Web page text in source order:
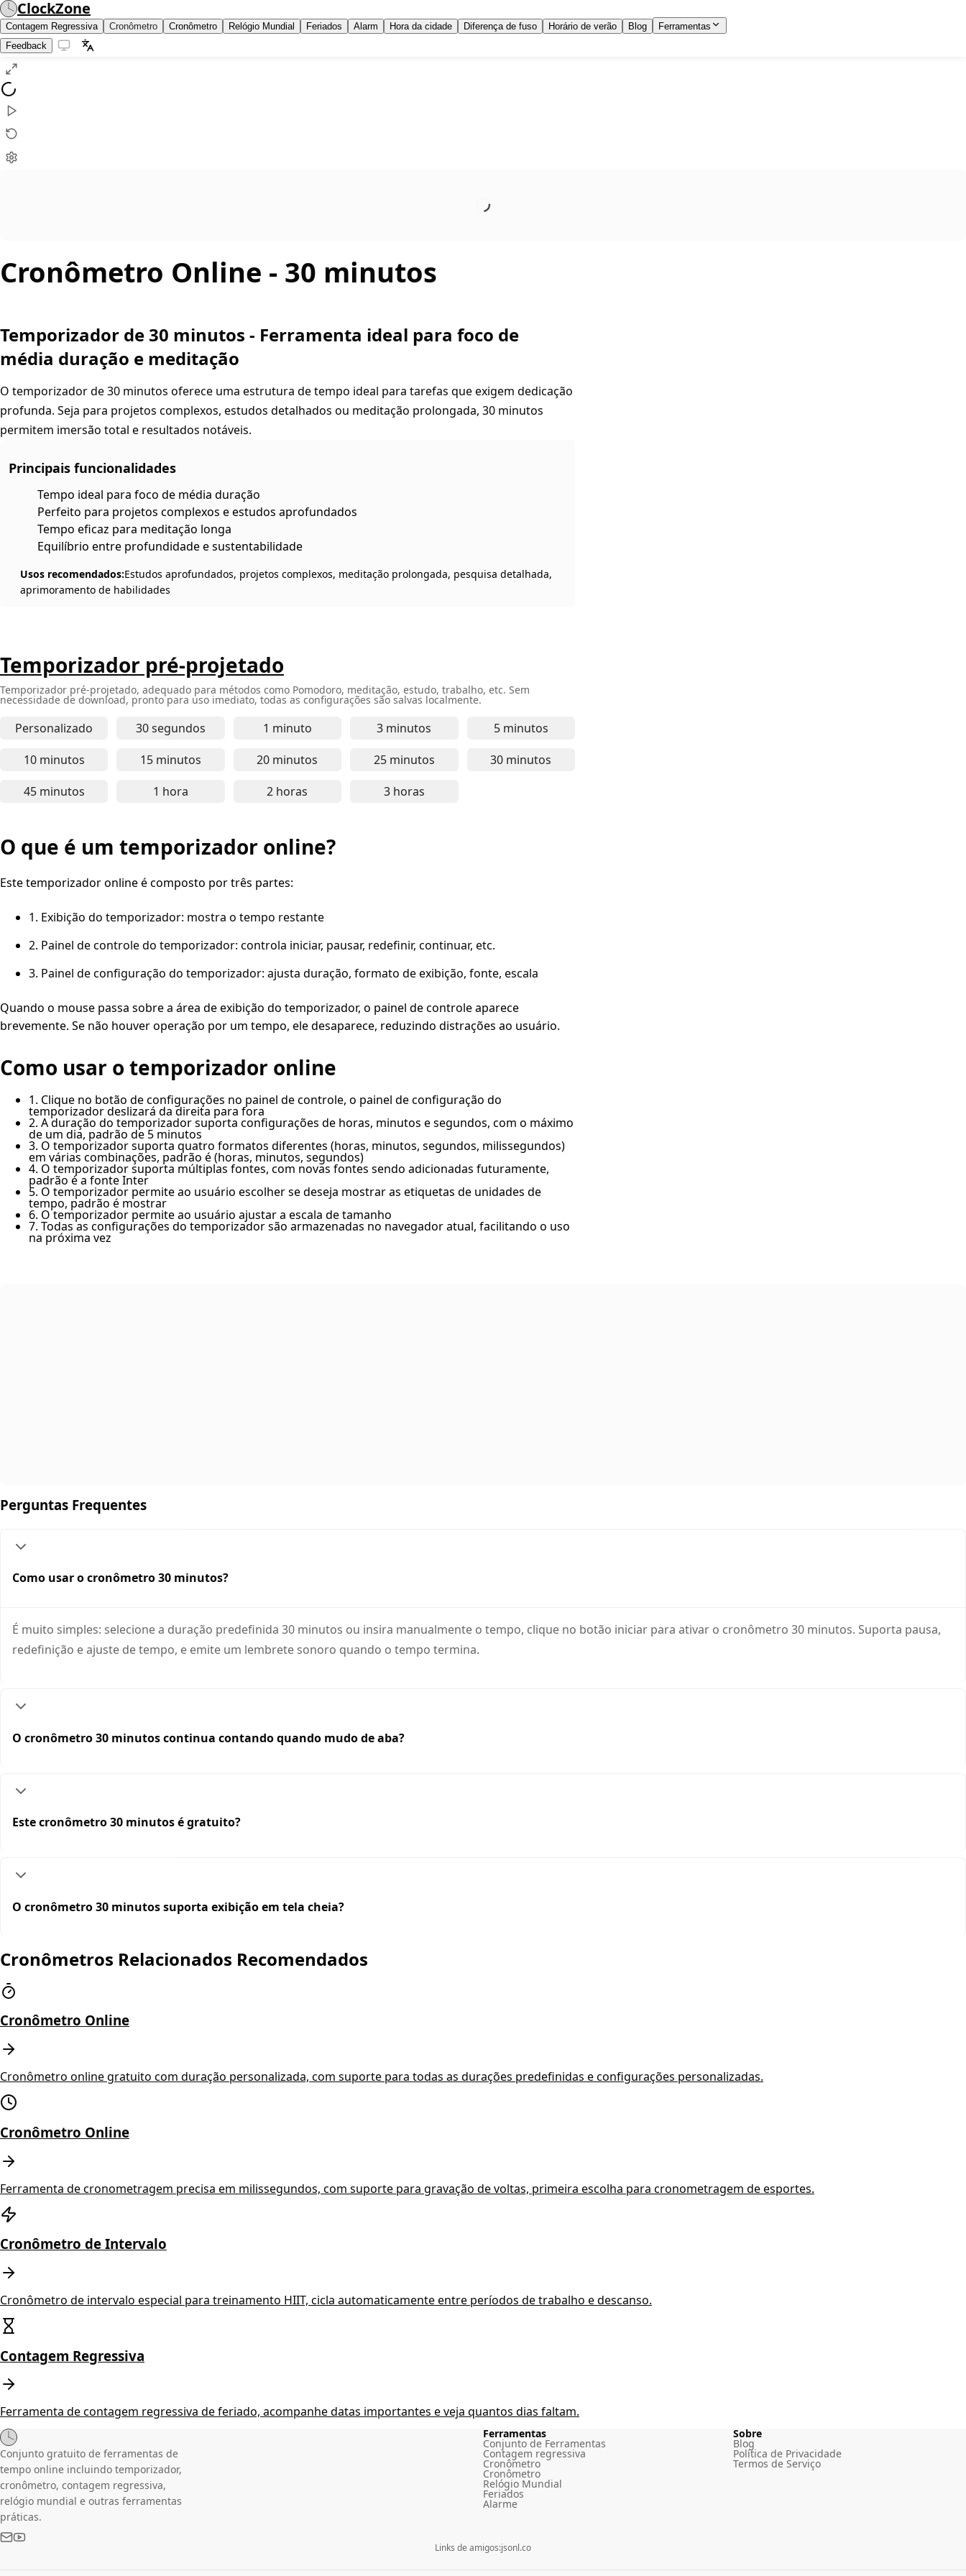
ClockZone
Contagem Regressiva Cronômetro Cronômetro Relógio Mundial Feriados Alarm Hora da cidade Diferença de fuso Horário de verão Blog
Ferramentas
Feedback
Cronômetro Online - 30 minutos
Temporizador de 30 minutos - Ferramenta ideal para foco de
média duração e meditação
O temporizador de 30 minutos oferece uma estrutura de tempo ideal para tarefas que exigem dedicação
profunda. Seja para projetos complexos, estudos detalhados ou meditação prolongada, 30 minutos
permitem imersão total e resultados notáveis.
Principais funcionalidades
Tempo ideal para foco de média duração
Perfeito para projetos complexos e estudos aprofundados
Tempo eficaz para meditação longa
Equilíbrio entre profundidade e sustentabilidade
Usos recomendados:Estudos aprofundados, projetos complexos, meditação prolongada, pesquisa detalhada,
aprimoramento de habilidades
Temporizador pré-projetado
Temporizador pré-projetado, adequado para métodos como Pomodoro, meditação, estudo, trabalho, etc. Sem
necessidade de download, pronto para uso imediato, todas as configurações são salvas localmente.
Personalizado 30 segundos
Temporizador online de 30 segundos - para pausas rápidas, exercícios breves e foco momentâneo
1 minuto 3 minutos 5 minutos
10 minutos
15 minutos 20 minutos 25 minutos 30 minutos
45 minutos
1 hora 2 horas 3 horas
O que é um temporizador online?
Este temporizador online é composto por três partes:
1. Exibição do temporizador: mostra o tempo restante
2. Painel de controle do temporizador: controla iniciar, pausar, redefinir, continuar, etc.
3. Painel de configuração do temporizador: ajusta duração, formato de exibição, fonte, escala
Quando o mouse passa sobre a área de exibição do temporizador, o painel de controle aparece
brevemente. Se não houver operação por um tempo, ele desaparece, reduzindo distrações ao usuário.
Como usar o temporizador online
1. Clique no botão de configurações no painel de controle, o painel de configuração do
temporizador deslizará da direita para fora
2. A duração do temporizador suporta configurações de horas, minutos e segundos, com o máximo
de um dia, padrão de 5 minutos
3. O temporizador suporta quatro formatos diferentes (horas, minutos, segundos, milissegundos)
em várias combinações, padrão é (horas, minutos, segundos)
4. O temporizador suporta múltiplas fontes, com novas fontes sendo adicionadas futuramente,
padrão é a fonte Inter
5. O temporizador permite ao usuário escolher se deseja mostrar as etiquetas de unidades de
tempo, padrão é mostrar
6. O temporizador permite ao usuário ajustar a escala de tamanho
7. Todas as configurações do temporizador são armazenadas no navegador atual, facilitando o uso
na próxima vez
Perguntas Frequentes
Como usar o cronômetro 30 minutos?
É muito simples: selecione a duração predefinida 30 minutos ou insira manualmente o tempo, clique no botão iniciar para ativar o cronômetro 30 minutos. Suporta pausa,
redefinição e ajuste de tempo, e emite um lembrete sonoro quando o tempo termina.
O cronômetro 30 minutos continua contando quando mudo de aba?
Este cronômetro 30 minutos é gratuito?
O cronômetro 30 minutos suporta exibição em tela cheia?
Cronômetros Relacionados Recomendados
Cronômetro Online
Cronômetro online gratuito com duração personalizada, com suporte para todas as durações predefinidas e configurações personalizadas.
Cronômetro Online
Ferramenta de cronometragem precisa em milissegundos, com suporte para gravação de voltas, primeira escolha para cronometragem de esportes.
Cronômetro de Intervalo
Cronômetro de intervalo especial para treinamento HIIT, cicla automaticamente entre períodos de trabalho e descanso.
Contagem Regressiva
Ferramenta de contagem regressiva de feriado, acompanhe datas importantes e veja quantos dias faltam.
Conjunto gratuito de ferramentas de
tempo online incluindo temporizador,
cronômetro, contagem regressiva,
relógio mundial e outras ferramentas
práticas.
Ferramentas
Conjunto de Ferramentas
Contagem regressiva
Cronômetro
Cronômetro
Relógio Mundial
Feriados
Alarme
Sobre
Blog
Política de Privacidade
Termos de Serviço
Links de amigos:jsonl.co